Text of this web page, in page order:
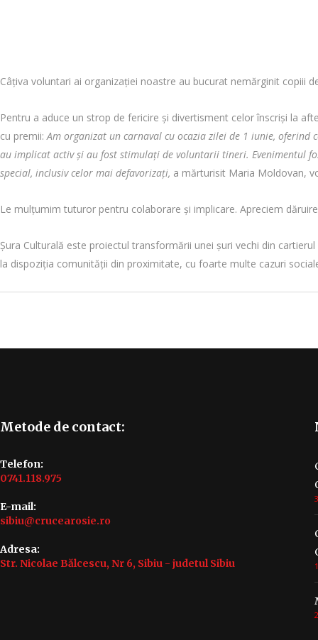
Câțiva voluntari ai organizației noastre au bucurat nemărginit copiii
Pentru a aduce un strop de fericire și divertisment celor înscriși la
cu premii:Am organizat un carnaval cu ocazia zilei de 1 iunie,
au implicat activ și au fost stimulați de voluntarii tineri. Evenimentul
special, inclusiv celor mai defavorizați, a mărturisit Maria Moldovan,
Le mulțumim tuturor pentru colaborare și implicare. Apreciem
Șura Culturală este proiectul transformării unei șuri vechi din
la dispoziția comunității din proximitate, cu foarte multe cazuri
Metode de contact:
Telefon:
0741.118.975
E-mail:
sibiu@crucearosie.ro
Adresa:
Str. Nicolae Bălcescu, Nr 6, Sibiu - judetul Sibiu